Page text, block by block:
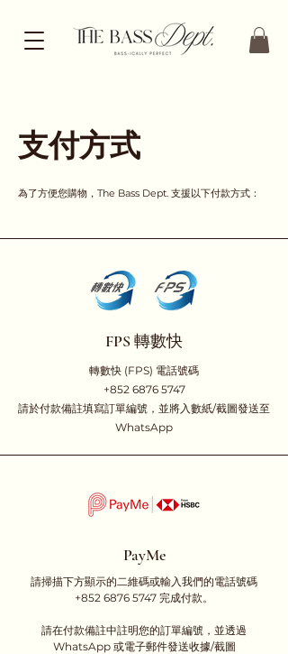
支付方式
為了方便您購物，The Bass Dept. 支援以下付款方式：
FPS 轉數快
轉數快 (FPS) 電話號碼
+852 6876 5747
請於付款備註填寫訂單編號，並將入數紙/截圖發送至
WhatsApp
PayMe
請掃描下方顯示的二維碼或輸入我們的電話號碼
+852 6876 5747 完成付款。
請在付款備註中註明您的訂單編號，並透過
WhatsApp 或電子郵件發送收據/截圖